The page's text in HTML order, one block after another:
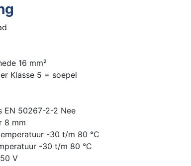
16 mm²
Klasse 5 = soepel
EN 50267-2-2 Nee
8 mm
-30 t/m 80 °C
-30 t/m 80 °C
V